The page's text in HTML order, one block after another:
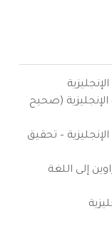
الإنجليزية (صحيح
– تحقيق
إلى اللغة